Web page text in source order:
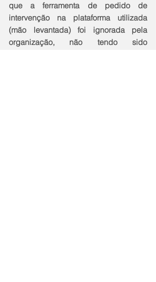
que a ferramenta de pedido de
intervenção na plataforma utilizada
(mão levantada) foi ignorada pela
organização, não tendo sido